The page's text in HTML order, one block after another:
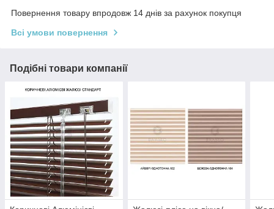
Повернення товару впродовж 14 днів за рахунок покупця
Всі умови повернення
Подібні товари компанії